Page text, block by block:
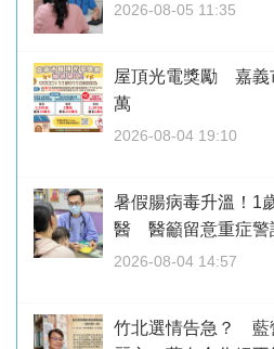
2026-08-05 11:35
屋頂光電獎勵 嘉義
萬
2026-08-04 19:10
暑假腸病毒升溫！1
醫 醫籲留意重症警
2026-08-04 14:57
竹北選情告急？ 藍